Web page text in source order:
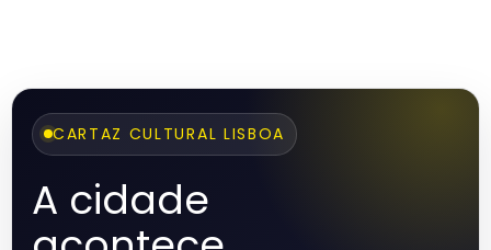
CARTAZ CULTURAL LISBOA
A cidade